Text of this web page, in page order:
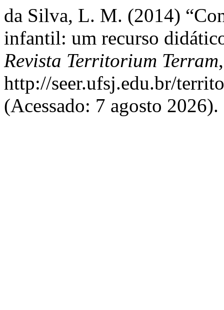
da Silva, L. M. (2014)
infantil: um recurso
Revista Territorium Terram
http://seer.ufsj.edu.br/
(Acessado: 7 agosto 2026).